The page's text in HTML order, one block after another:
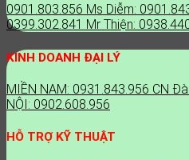
0901.803.856 Ms Diễm:
0399.302.841 Mr Thiện:
KINH DOANH ĐẠI LÝ
MIỀN NAM: 0931.843.956 CN
NỘI: 0902.608.956
HỖ TRỢ KỸ THUẬT